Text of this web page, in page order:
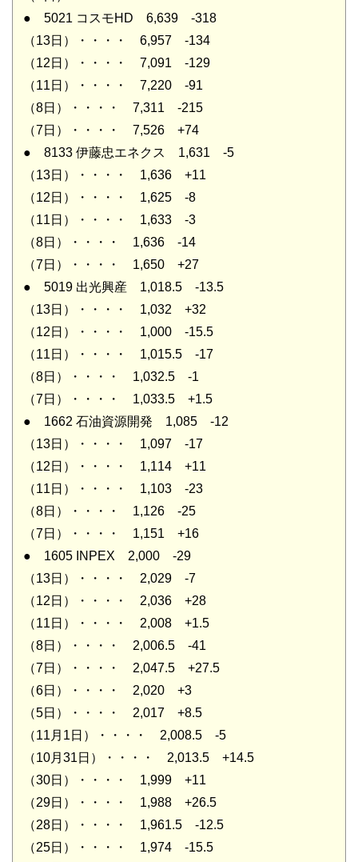
● 5021 コスモHD 6,639 -318
（13日）・・・・ 6,957 -134
（12日）・・・・ 7,091 -129
（11日）・・・・ 7,220 -91
（8日）・・・・ 7,311 -215
（7日）・・・・ 7,526 +74
● 8133 伊藤忠エネクス 1,631 -5
（13日）・・・・ 1,636 +11
（12日）・・・・ 1,625 -8
（11日）・・・・ 1,633 -3
（8日）・・・・ 1,636 -14
（7日）・・・・ 1,650 +27
● 5019 出光興産 1,018.5 -13.5
（13日）・・・・ 1,032 +32
（12日）・・・・ 1,000 -15.5
（11日）・・・・ 1,015.5 -17
（8日）・・・・ 1,032.5 -1
（7日）・・・・ 1,033.5 +1.5
● 1662 石油資源開発 1,085 -12
（13日）・・・・ 1,097 -17
（12日）・・・・ 1,114 +11
（11日）・・・・ 1,103 -23
（8日）・・・・ 1,126 -25
（7日）・・・・ 1,151 +16
● 1605 INPEX 2,000 -29
（13日）・・・・ 2,029 -7
（12日）・・・・ 2,036 +28
（11日）・・・・ 2,008 +1.5
（8日）・・・・ 2,006.5 -41
（7日）・・・・ 2,047.5 +27.5
（6日）・・・・ 2,020 +3
（5日）・・・・ 2,017 +8.5
（11月1日）・・・・ 2,008.5 -5
（10月31日）・・・・ 2,013.5 +14.5
（30日）・・・・ 1,999 +11
（29日）・・・・ 1,988 +26.5
（28日）・・・・ 1,961.5 -12.5
（25日）・・・・ 1,974 -15.5